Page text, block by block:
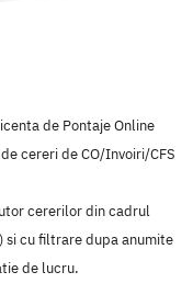
de Pontaje Online
cereri de CO/Invoiri/CFS
cererilor din cadrul
si cu filtrare dupa anumite
de lucru.